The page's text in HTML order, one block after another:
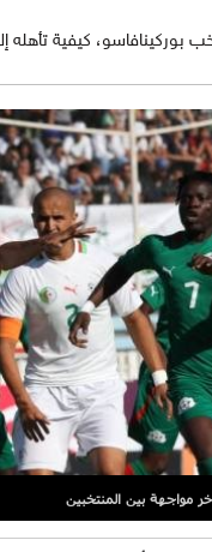
بوركينافاسو، كيفية تأهله
مواجهة بين المنتخبين